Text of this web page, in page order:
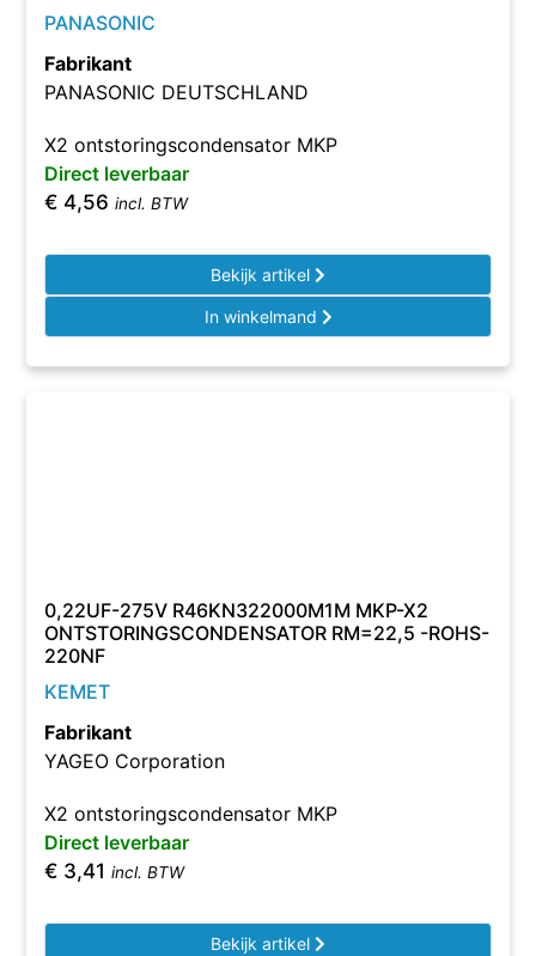
PANASONIC
Fabrikant
PANASONIC DEUTSCHLAND
X2 ontstoringscondensator MKP
Direct leverbaar
€ 4,56 incl. BTW
Bekijk artikel
In winkelmand
0,22UF-275V R46KN322000M1M MKP-X2
ONTSTORINGSCONDENSATOR RM=22,5 -ROHS-
220NF
KEMET
Fabrikant
YAGEO Corporation
X2 ontstoringscondensator MKP
Direct leverbaar
€ 3,41 incl. BTW
Bekijk artikel